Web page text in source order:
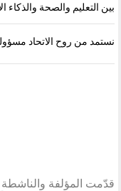
بين التعليم والصحة والذكاء
نستمد من روح الاتحاد
قدّمت المؤلفة والناشطة